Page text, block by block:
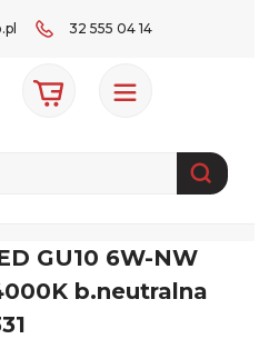
32 555 04 14
GU10 6W-NW
b.neutralna